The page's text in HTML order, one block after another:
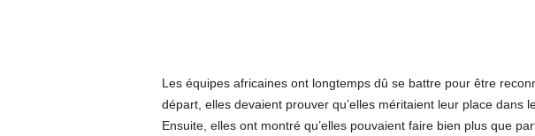
Les équipes africaines ont longtemps dû se battre pour être
départ, elles devaient prouver qu’elles méritaient leur place dans
Ensuite, elles ont montré qu’elles pouvaient faire bien plus que